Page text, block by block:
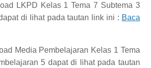
LKPD Kelas 1 Tema 7 Subtema 3
di lihat pada tautan link ini : Baca
Media Pembelajaran Kelas 1 Tema
5 dapat di lihat pada tautan